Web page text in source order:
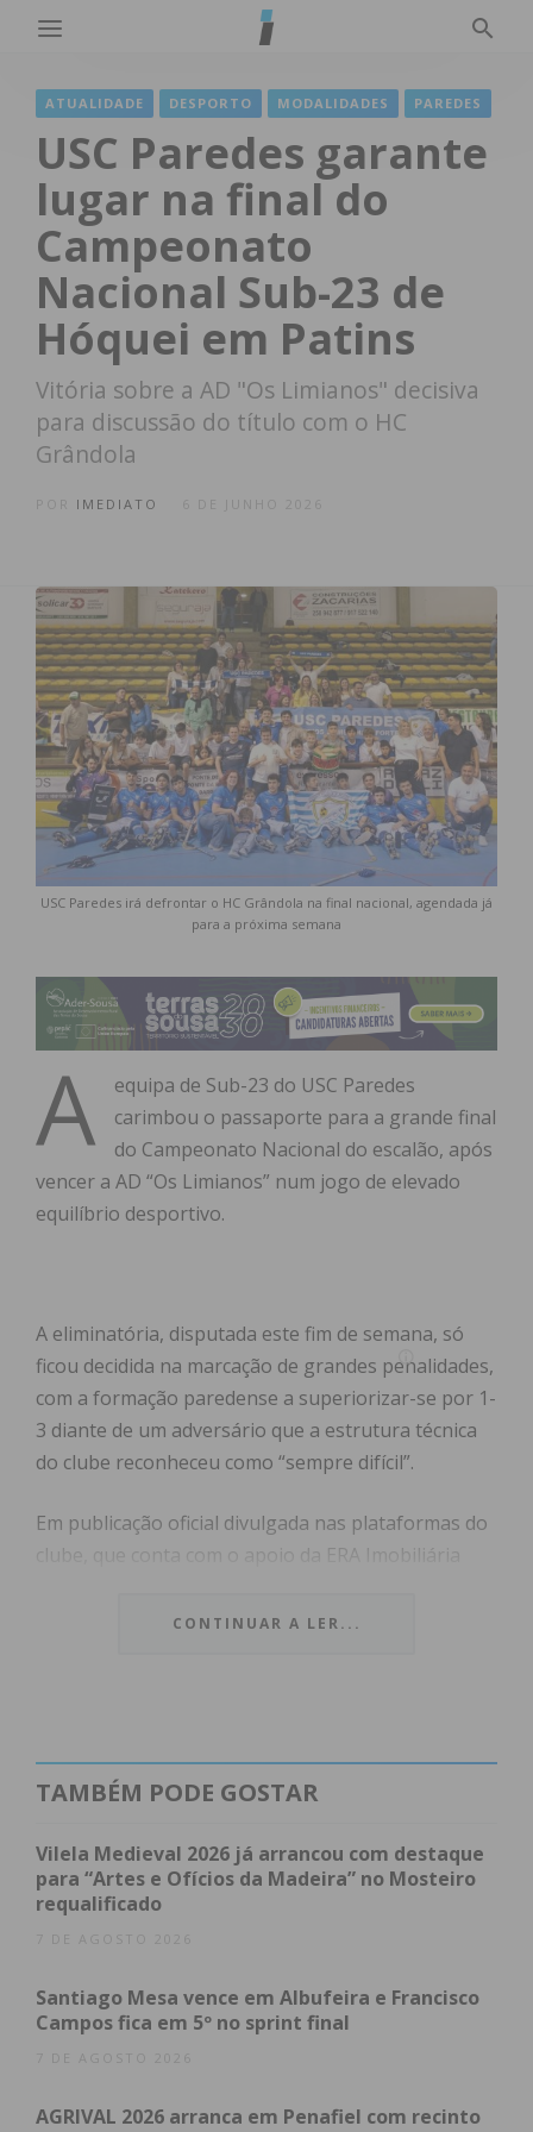
ATUALIDADE DESPORTO MODALIDADES PAREDES
USC Paredes garante
lugar na final do
Campeonato
Nacional Sub-23 de
Hóquei em Patins
Vitória sobre a AD "Os Limianos" decisiva
para discussão do título com o HC
Grândola
IMEDIATO
USC Paredes irá defrontar o HC Grândola na final nacional, agendada já
para a próxima semana
A
equipa de Sub-23 do USC Paredes
carimbou o passaporte para a grande final
do Campeonato Nacional do escalão, após
vencer a AD “Os Limianos” num jogo de elevado
equilíbrio desportivo.
A eliminatória, disputada este fim de semana, só
ficou decidida na marcação de grandes penalidades,
com a formação paredense a superiorizar-se por 1-
3 diante de um adversário que a estrutura técnica
do clube reconheceu como “sempre difícil”.
Em publicação oficial divulgada nas plataformas do
clube, que conta com o apoio da ERA Imobiliária
orgulho na resiliência e união do grupo de trabalho
exigência”. Para o clube, atingir esta fase da
recompensa” pelo empenho diário dos atletas e de
toda a equipa técnica.
Decisão do título começa na próxima semana
Subscreva a newsletter do Imediato
próxima semana
CONTINUAR A LER...
TAMBÉM PODE GOSTAR
Vilela Medieval 2026 já arrancou com destaque
para “Artes e Ofícios da Madeira” no Mosteiro
requalificado
7 DE AGOSTO 2026
Santiago Mesa vence em Albufeira e Francisco
Campos fica em 5º no sprint final
7 DE AGOSTO 2026
AGRIVAL 2026 arranca em Penafiel com recinto